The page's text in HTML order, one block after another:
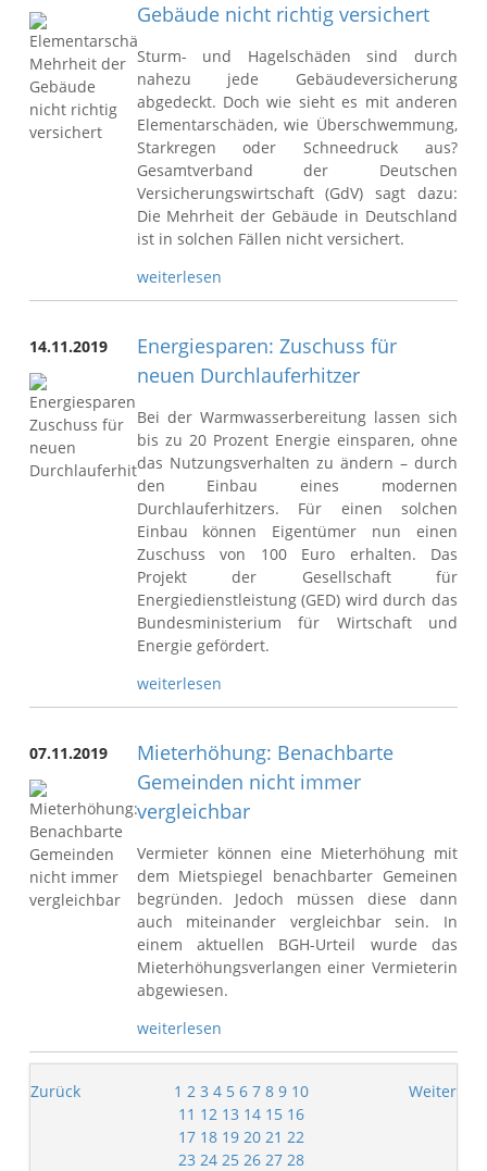
Gebäude nicht richtig versichert
Sturm- und Hagelschäden sind durch
nahezu jede Gebäudeversicherung
abgedeckt. Doch wie sieht es mit anderen
Elementarschäden, wie Überschwemmung,
Starkregen oder Schneedruck aus?
Gesamtverband der Deutschen
Versicherungswirtschaft (GdV) sagt dazu:
Die Mehrheit der Gebäude in Deutschland
ist in solchen Fällen nicht versichert.
weiterlesen
14.11.2019
Energiesparen: Zuschuss für
neuen Durchlauferhitzer
Bei der Warmwasserbereitung lassen sich
bis zu 20 Prozent Energie einsparen, ohne
das Nutzungsverhalten zu ändern – durch
den Einbau eines modernen
Durchlauferhitzers. Für einen solchen
Einbau können Eigentümer nun einen
Zuschuss von 100 Euro erhalten. Das
Projekt der Gesellschaft für
Energiedienstleistung (GED) wird durch das
Bundesministerium für Wirtschaft und
Energie gefördert.
weiterlesen
07.11.2019
Mieterhöhung: Benachbarte
Gemeinden nicht immer
vergleichbar
Vermieter können eine Mieterhöhung mit
dem Mietspiegel benachbarter Gemeinen
begründen. Jedoch müssen diese dann
auch miteinander vergleichbar sein. In
einem aktuellen BGH-Urteil wurde das
Mieterhöhungsverlangen einer Vermieterin
abgewiesen.
weiterlesen
Zurück 1 2 3 4 5 6 7 8 9 10
11 12 13 14 15 16
17 18 19 20 21 22
23 24 25 26 27 28
Weiter